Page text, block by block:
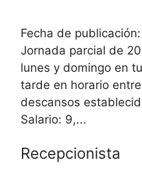
Fecha de
Jornada parcial de
lunes y domingo en
tarde en horario
descansos
Salario: 9,...
Recepcionista